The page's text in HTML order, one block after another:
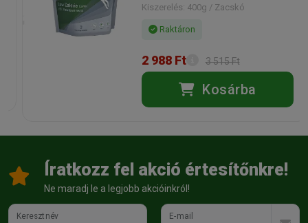
Kiszerelés: 400g / Zacskó
Raktáron
2 988 Ft 3 515 Ft
Kosárba
Íratkozz fel akció értesítőnkre!
Ne maradj le a legjobb akcióinkról!
Keresztnév E-mail